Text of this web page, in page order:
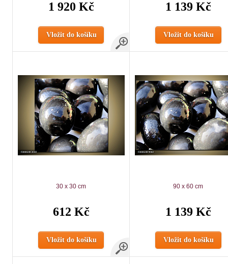
1 920 Kč
Vložit do košíku
1 139 Kč
Vložit do košíku
30 x 30 cm
612 Kč
Vložit do košíku
90 x 60 cm
1 139 Kč
Vložit do košíku